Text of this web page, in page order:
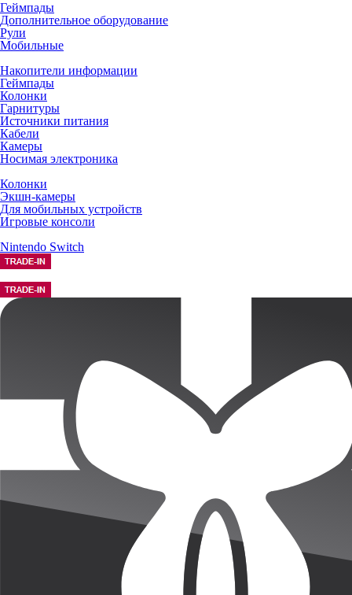
Геймпады
Дополнительное оборудование
Рули
Мобильные
Накопители информации
Геймпады
Колонки
Гарнитуры
Источники питания
Кабели
Камеры
Носимая электроника
Колонки
Экшн-камеры
Для мобильных устройств
Игровые консоли
Nintendo Switch